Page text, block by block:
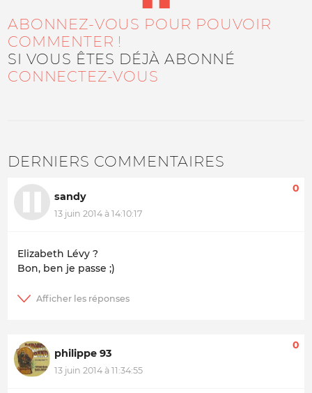
ABONNEZ-VOUS POUR POUVOIR
COMMENTER !
SI VOUS ÊTES DÉJÀ ABONNÉ
CONNECTEZ-VOUS
DERNIERS COMMENTAIRES
sandy
13 juin 2014 à 14:10:17
0
Elizabeth Lévy ?
Bon, ben je passe ;)
philippe 93
13 juin 2014 à 11:34:55
0